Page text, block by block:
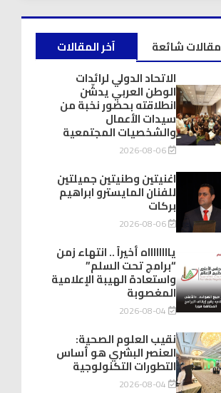
أخبار المحافظات
نقيب العلوم الصحية: العنصر البشري
2026-08-04
آخر المقالات
مقالات شائعة
الاتحاد الدولي لرائدات
الوطن العربي يدشّن
انطلاقته بحضور نخبة من
سيدات الأعمال
والشخصيات المجتمعية
2026-08-06
اغنيتين وطنيتين جميلتين
للفنان المايسترو ابراهيم
بركات
2026-08-06
يااااااااه أخيراً .. انتهاء زمن
“برامج تحت السلم”
واستعادة الهيبة الإعلامية
المغصوبة
2026-08-04
نقيب العلوم الصحية:
العنصر البشري هو أساس
التطورات التكنولوجية
2026-08-04